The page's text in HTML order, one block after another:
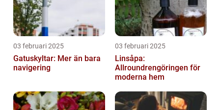
03 februari 2025
Gatuskyltar: Mer än bara
navigering
03 februari 2025
Linsåpa:
Allroundrengöringen för
moderna hem